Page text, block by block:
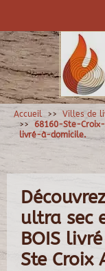
Accueil
Villes de
68160-Ste-
livré-à-domicile.
ultra sec
BOIS
Ste Croix